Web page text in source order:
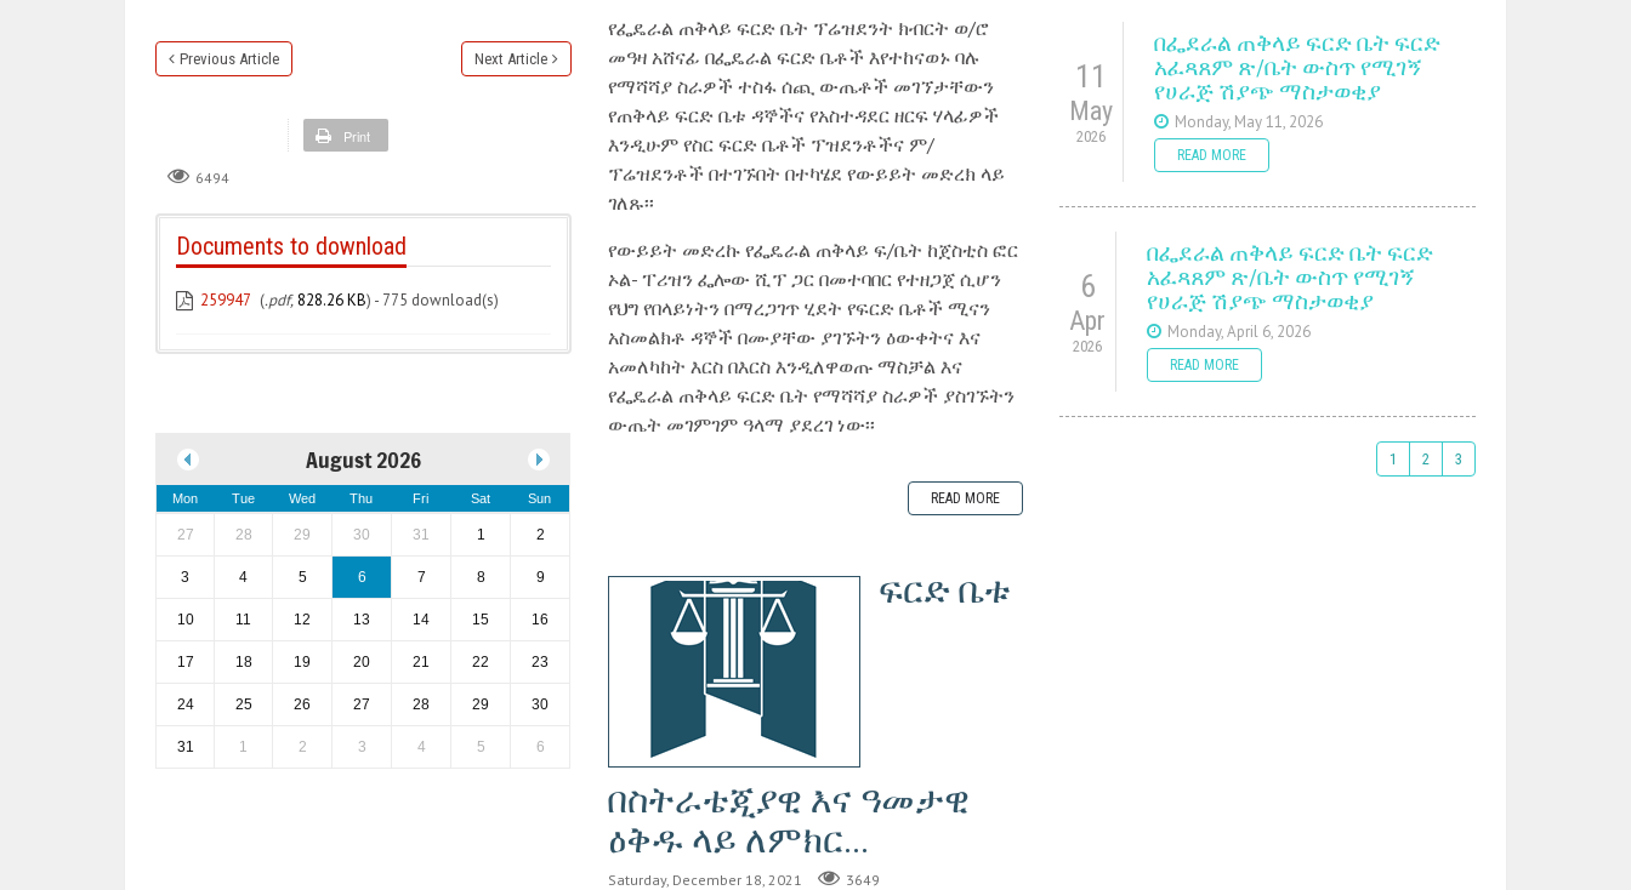
Previous Article Next Article
Print
6494
Documents to download
259947 (.pdf, 828.26 KB) - 775 download(s)
August 2026
Mon Tue Wed Thu Fri Sat Sun
27 28 29 30 31 1 2
3 4 5 6 7 8 9
10 11 12 13 14 15 16
17 18 19 20 21 22 23
24 25 26 27 28 29 30
31 1 2 3 4 5 6
የፌዴራል ጠቅላይ ፍርድ ቤት ፕሬዝደንት ክብርት ወ/ሮ
መዓዛ አሸናፊ በፌዴራል ፍርድ ቤቶች እየተከናወኑ ባሉ
የማሻሻያ ስራዎች ተስፋ ሰጪ ውጤቶች መገኘታቸውን
የጠቅላይ ፍርድ ቤቱ ዳኞችና የአስተዳደር ዘርፍ ሃላፊዎች
እንዲሁም የስር ፍርድ ቤቶች ፕዝደንቶችና ም/
ፕሬዝደንቶች በተገኙበት በተካሄደ የውይይት መድረክ ላይ
ገለጹ፡፡
የውይይት መድረኩ የፌዴራል ጠቅላይ ፍ/ቤት ከጀስቲስ ፎር
ኦል- ፐሪዝን ፌሎው ሺፕ ጋር በመተባበር የተዘጋጀ ሲሆን
የህግ የበላይነትን በማረጋገጥ ሂደት የፍርድ ቤቶች ሚናን
አስመልክቶ ዳኞች በሙያቸው ያገኙትን ዕውቀትና እና
አመለካከት እርስ በእርስ እንዲለዋወጡ ማስቻል እና
የፌዴራል ጠቅላይ ፍርድ ቤት የማሻሻያ ስራዎች ያስገኙትን
ውጤት መገምገም ዓላማ ያደረገ ነው፡፡
READ MORE
ፍርድ ቤቱ
በስትራቴጂያዊ እና ዓመታዊ
ዕቅዱ ላይ ለምክር...
Saturday, December 18, 2021 3649
11
May
2026
በፌደራል ጠቅላይ ፍርድ ቤት ፍርድ
አፈጻጸም ጽ/ቤት ውስጥ የሚገኝ
የሀራጅ ሽያጭ ማስታወቂያ
Monday, May 11, 2026
READ MORE
6
Apr
2026
በፌደራል ጠቅላይ ፍርድ ቤት ፍርድ
አፈጻጸም ጽ/ቤት ውስጥ የሚገኝ
የሀራጅ ሽያጭ ማስታወቂያ
Monday, April 6, 2026
READ MORE
1 2 3